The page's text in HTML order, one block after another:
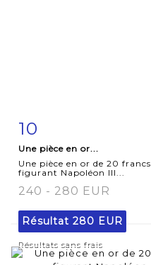
détaillée
10
Une pièce en or...
Une pièce en or de 20 francs
figurant Napoléon III...
240 - 280 EUR
Résultat 280 EUR
Résultats sans frais